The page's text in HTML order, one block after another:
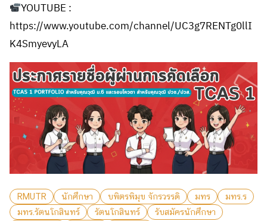
YOUTUBE :
https://www.youtube.com/channel/UC3g7RENTg0llI
K4SmyevyLA
RMUTR นักศึกษา บพิตรพิมุข จักรวรรดิ มทร
มทร.ร
มทร.รัตนโกสินทร์
รัตนโกสินทร์
รับสมัครนักศึกษา